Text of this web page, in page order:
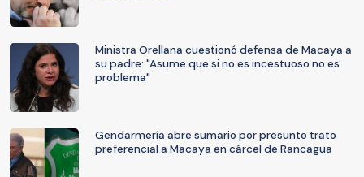
Ministra Orellana cuestionó defensa de Macaya a
su padre: "Asume que si no es incestuoso no es
problema"
Gendarmería abre sumario por presunto trato
preferencial a Macaya en cárcel de Rancagua